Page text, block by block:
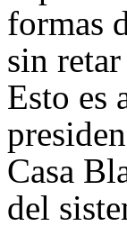
formas
sin
Esto es
Casa
del